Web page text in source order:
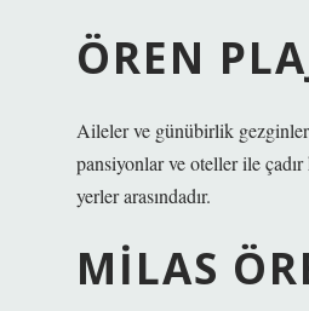
ÖREN
Aileler ve günübirlik
pansiyonlar ve oteller ile
yerler arasındadır.
MILAS